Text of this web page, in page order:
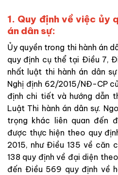
1. Quy định về việc ủy
án dân sự:
Ủy quyền trong thi hành án
quy định cụ thể tại Điều 7,
nhất luật thi hành án dân
Nghị định 62/2015/NĐ-CP
định chi tiết và hướng dẫn
Luật Thi hành án dân sự.
trọng khác liên quan đến
được thực hiện theo quy
2015, như Điều 135 về căn
138 quy định về đại diện
đến Điều 569 quy định về